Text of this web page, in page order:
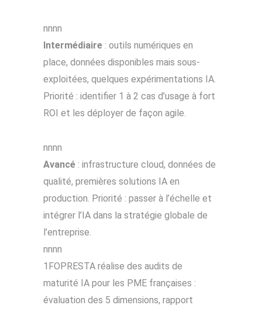
nnnn
Intermédiaire : outils numériques en
place, données disponibles mais sous-
exploitées, quelques expérimentations IA.
Priorité : identifier 1 à 2 cas d’usage à fort
ROI et les déployer de façon agile.
nnnn
Avancé : infrastructure cloud, données de
qualité, premières solutions IA en
production. Priorité : passer à l’échelle et
intégrer l’IA dans la stratégie globale de
l’entreprise.
nnnn
1FOPRESTA réalise des audits de
maturité IA pour les PME françaises :
évaluation des 5 dimensions, rapport